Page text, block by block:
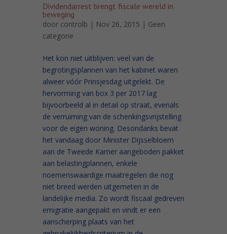
Dividendarrest brengt fiscale wereld in
beweging
door controlb | Nov 26, 2015 | Geen
categorie
Het kon niet uitblijven: veel van de
begrotingsplannen van het kabinet waren
alweer vóór Prinsjesdag uitgelekt. De
hervorming van box 3 per 2017 lag
bijvoorbeeld al in detail op straat, evenals
de verruiming van de schenkingsvrijstelling
voor de eigen woning. Desondanks bevat
het vandaag door Minister Dijsselbloem
aan de Tweede Kamer aangeboden pakket
aan belastingplannen, enkele
noemenswaardige maatregelen die nog
niet breed werden uitgemeten in de
landelijke media. Zo wordt fiscaal gedreven
emigratie aangepakt en vindt er een
aanscherping plaats van het